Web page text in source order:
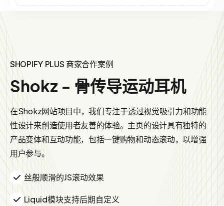
SHOPIFY PLUS 商家合作案例
Shokz - 骨传导运动耳机
在Shokz网站项目中，我们专注于透过视觉吸引力和功能
性设计来创造使用者友善的体验。主页的设计具有独特的
产品变体和互动功能，包括一键购物和动态滚动，以增强
用户参与。
丝般顺滑的JS滚动效果
Liquid模块支持后期自定义